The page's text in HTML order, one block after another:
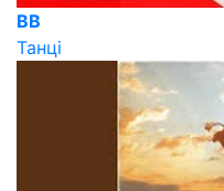
ВВ
Танці